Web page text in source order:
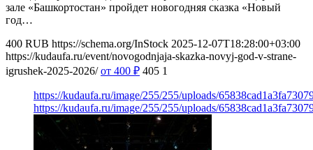
зале «Башкортостан» пройдет новогодняя сказка «Новый
год…
400 RUB https://schema.org/InStock 2025-12-07T18:28:00+03:00
https://kudaufa.ru/event/novogodnjaja-skazka-novyj-god-v-strane-
igrushek-2025-2026/ от 400 ₽ 405 1
https://kudaufa.ru/image/255/255/uploads/
https://kudaufa.ru/image/255/255/uploads/